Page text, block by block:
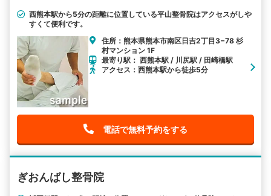
西熊本駅から5分の距離に位置している平山整骨院はアクセスがしや
すくて便利です。
住所：熊本県熊本市南区日吉2丁目3−78 杉
村マンション 1F
最寄り駅： 西熊本駅 / 川尻駅 / 田崎橋駅
アクセス：西熊本駅から徒歩5分
電話で無料予約をする
ぎおんばし整骨院